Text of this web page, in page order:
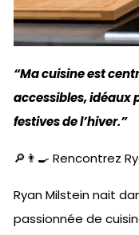
“Ma cuisine est
accessibles, idéaux
festives de l’hiver.”
🔎👨‍🍳 Rencontrez
Ryan Milstein nait
passionnée de